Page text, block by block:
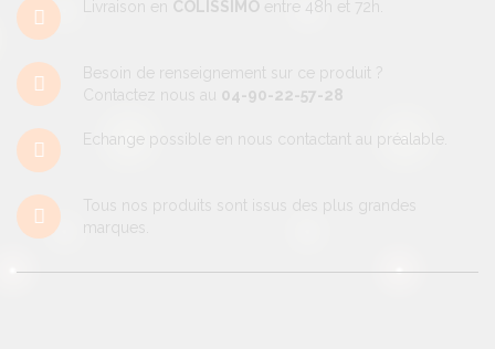
Livraison en COLISSIMO entre 48h et 72h.
Besoin de renseignement sur ce produit ?
Contactez nous au 04-90-22-57-28
Echange possible en nous contactant au préalable.
Tous nos produits sont issus des plus grandes
marques.